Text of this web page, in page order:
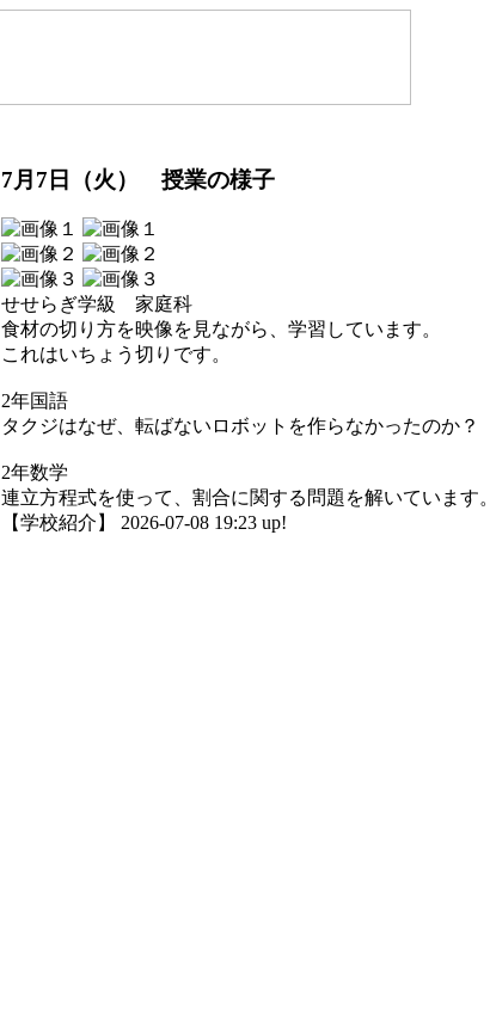
7月7日（火） 授業の様子
せせらぎ学級 家庭科
食材の切り方を映像を見ながら、学習しています。
これはいちょう切りです。
2年国語
タクジはなぜ、転ばないロボットを作らなかったのか？
2年数学
連立方程式を使って、割合に関する問題を解いています。
【学校紹介】 2026-07-08 19:23 up!